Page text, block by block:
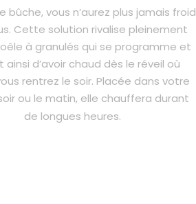
bûche, vous n’aurez plus jamais froid
Cette solution rivalise pleinement
à granulés qui se programme et
ainsi d’avoir chaud dès le réveil où
rentrez le soir. Placée dans votre
ou le matin, elle chauffera durant
de longues heures.